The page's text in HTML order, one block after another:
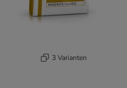
3 Varianten